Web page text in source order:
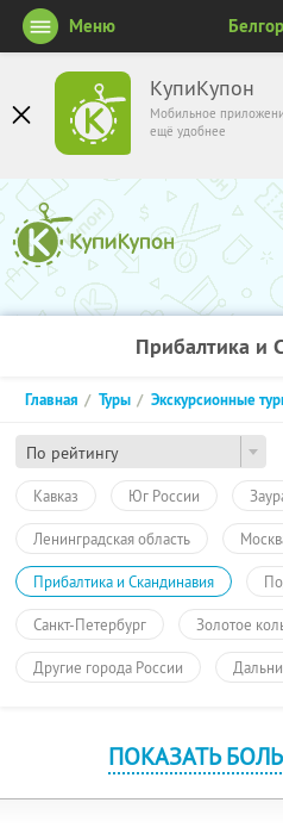
КупиКупон
Мобильное
ещё удобнее
Меню
Прибалтика и
По рейтингу
Главная Туры Экскурсионные
Кавказ Юг России
Ленинградская область
Прибалтика и Скандинавия
Санкт-Петербург Золотое
Другие города России
ПОКАЗАТЬ